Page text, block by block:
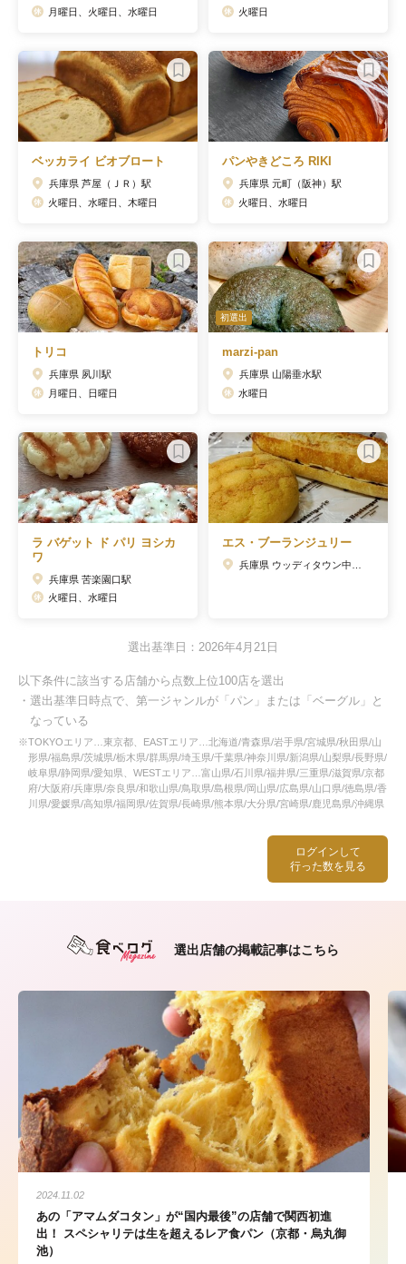
ログインして
行った数を見る
月曜日、火曜日、水曜日
火曜日
ベッカライ ビオブロート
兵庫県 芦屋（ＪＲ）駅
火曜日、水曜日、木曜日
パンやきどころ RIKI
兵庫県 元町（阪神）駅
火曜日、水曜日
トリコ
兵庫県 夙川駅
月曜日、日曜日
初選出
marzi-pan
兵庫県 山陽垂水駅
水曜日
ラ バゲット ド パリ ヨシカ
ワ
兵庫県 苦楽園口駅
火曜日、水曜日
エス・ブーランジュリー
選出基準日：2026年4月21日
以下条件に該当する店舗から点数上位100店を選出
・選出基準日時点で、第一ジャンルが「パン」または「ベーグル」と
なっている
※TOKYOエリア…東京都、EASTエリア…北海道/青森県/岩手県/宮城県/秋田県/山
形県/福島県/茨城県/栃木県/群馬県/埼玉県/千葉県/神奈川県/新潟県/山梨県/長野県/
岐阜県/静岡県/愛知県、WESTエリア…富山県/石川県/福井県/三重県/滋賀県/京都
府/大阪府/兵庫県/奈良県/和歌山県/鳥取県/島根県/岡山県/広島県/山口県/徳島県/香
川県/愛媛県/高知県/福岡県/佐賀県/長崎県/熊本県/大分県/宮崎県/鹿児島県/沖縄県
選出店舗の掲載記事はこちら
2024.11.02
あの「アマムダコタン」が“国内最後”の店舗で関西初進
出！ スペシャリテは生を超えるレア食パン（京都・烏丸御
池）